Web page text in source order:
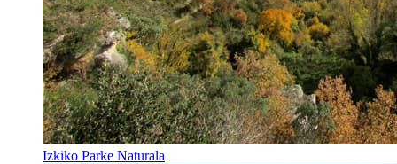
Izkiko Parke Naturala